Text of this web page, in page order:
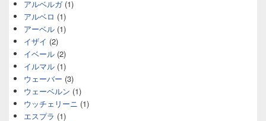
アルベルガ(1)
アルベロ (1)
アーベル (1)
イザイ (2)
イベール (2)
イルマル (1)
ウェーバー (3)
ウェーベルン (1)
ウッチェリーニ (1)
エスプラ (1)